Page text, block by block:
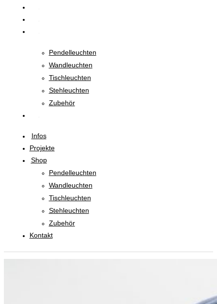
Pendelleuchten
Wandleuchten
Tischleuchten
Stehleuchten
Zubehör
Infos
Projekte
Shop
Pendelleuchten
Wandleuchten
Tischleuchten
Stehleuchten
Zubehör
Kontakt